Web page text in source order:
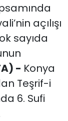
açılışı
sayıda
- Konya
Teşrif-i
6. Sufi